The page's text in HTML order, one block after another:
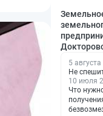
5
Не
10 июля
Что